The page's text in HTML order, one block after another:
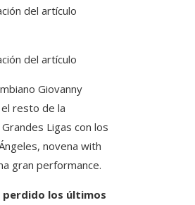
del artículo
del artículo
Giovanny
resto de la
Ligas con los
novena with
gran performance.
perdido los últimos